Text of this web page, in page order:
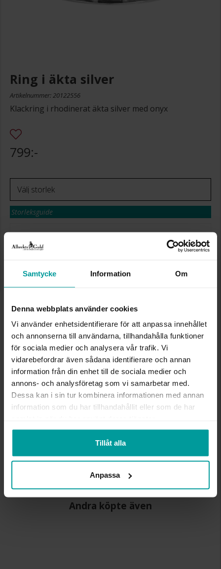
Samtycke Information Om
Denna webbplats använder cookies
Vi använder enhetsidentifierare för att anpassa innehållet
och annonserna till användarna, tillhandahålla funktioner
för sociala medier och analysera vår trafik. Vi
vidarebefordrar även sådana identifierare och annan
information från din enhet till de sociala medier och
annons- och analysföretag som vi samarbetar med.
Dessa kan i sin tur kombinera informationen med annan
information som du har tillhandahållit eller som de har
Tillåt alla
Anpassa
Ring i äkta silver
Artikelnummer: 20122556
Klackring i rhodinerat äkta silver med onyx
799:-
Storleksguide
Den här artikeln ingår i följande kampanjer:
Bästsäljare!
Presentinslagning +29:-
Lagervara. Leveranstid 2-5 arbetsdagar.
✅ Öppet köp i 30 dagar vid onlineköp.
✅ Fri frakt till ombud vid köp över 500 kr.
VÄLJ STORLEK FÖR ATT LÄGGA I
VARUKORGEN
INFO
HÖJD CA (MM)
0,9-4,0
Albrekts Guld
STEN/PÄRLA
Onyx
Andra köpte även